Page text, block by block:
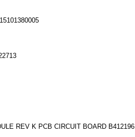
REV K PCB CIRCUIT BOARD B412196